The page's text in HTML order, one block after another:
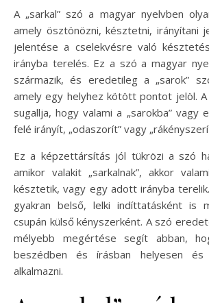
A „sarkal” szó a magyar nyelvben
amely ösztönözni, késztetni, irányítani
jelentése a cselekvésre való
irányba terelés. Ez a szó a magyar
származik, és eredetileg a „sarok”
amely egy helyhez kötött pontot jelöl. A
sugallja, hogy valami a „sarokba” vagy
felé irányít, „odaszorít” vagy
Ez a képzettársítás jól tükrözi a szó
amikor valakit „sarkalnak”, akkor
késztetik, vagy egy adott irányba
gyakran belső, lelki indíttatásként is
csupán külső kényszerként. A szó
mélyebb megértése segít abban,
beszédben és írásban helyesen és
alkalmazni.